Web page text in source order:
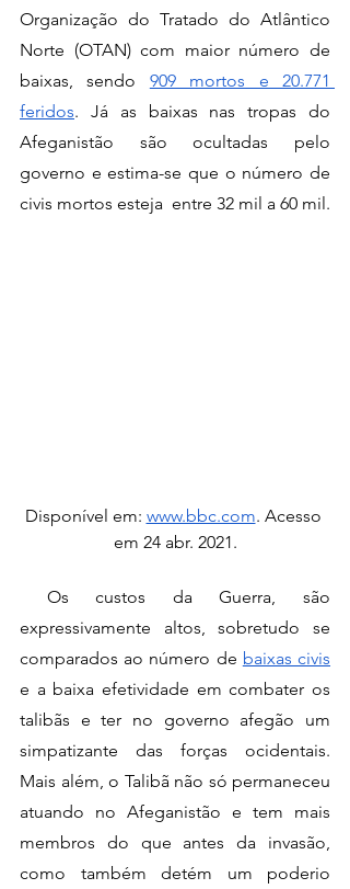
Organização do Tratado do Atlântico
Norte (OTAN) com maior número de
baixas, sendo 909 mortos e 20.771
feridos. Já as baixas nas tropas do
Afeganistão são ocultadas pelo
governo e estima-se que o número de
civis mortos esteja  entre 32 mil a 60 mil.
Disponível em: www.bbc.com. Acesso
em 24 abr. 2021.
expressivamente altos, sobretudo se
comparados ao número de baixas civis
e a baixa efetividade em combater os
talibãs e ter no governo afegão um
simpatizante das forças ocidentais.
Mais além, o Talibã não só permaneceu
atuando no Afeganistão e tem mais
membros do que antes da invasão,
como também detém um poderio